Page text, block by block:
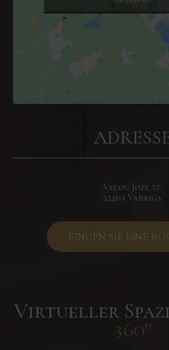
Velog Jože 57
52465 Vabriga
FINDEN SIE EINE
Virtueller
360°